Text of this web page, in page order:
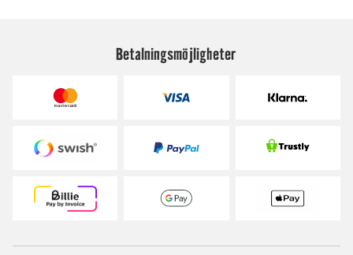
Betalningsmöjligheter